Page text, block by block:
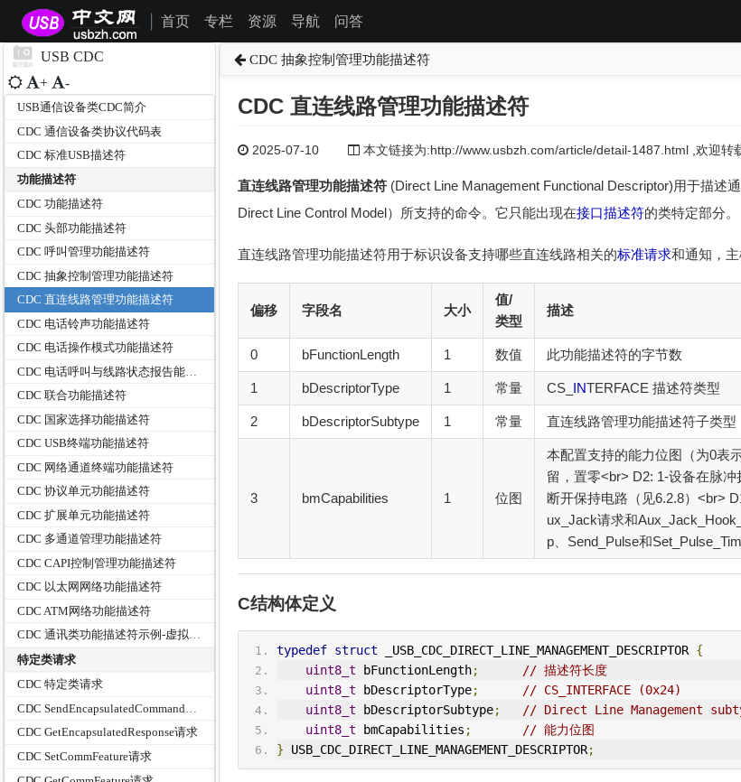
首页 专栏 资源 导航 问答
USB CDC
+ -
USB通信设备类CDC简介
CDC 通信设备类协议代码表
CDC 标准USB描述符
功能描述符
CDC 功能描述符
CDC 头部功能描述符
CDC 呼叫管理功能描述符
CDC 抽象控制管理功能描述符
CDC 直连线路管理功能描述符
CDC 电话铃声功能描述符
CDC 电话操作模式功能描述符
CDC 联合功能描述符
CDC 国家选择功能描述符
CDC USB终端功能描述符
CDC 网络通道终端功能描述符
CDC 协议单元功能描述符
CDC 扩展单元功能描述符
CDC 多通道管理功能描述符
CDC CAPI控制管理功能描述符
CDC 以太网网络功能描述符
CDC ATM网络功能描述符
CDC 通讯类功能描述符示例-虚拟串口
特定类请求
CDC 特定类请求
CDC GetEncapsulatedResponse请求
CDC SetCommFeature请求
CDC 抽象控制管理功能描述符
CDC 直连线路管理功能描述符
2025-07-10 本文链接为:http://www.usbzh.com/article/detail-1487.html ,欢迎转
直连线路管理功能描述符(Direct Line Management Functional Descriptor)用于描述
Direct Line Control Model）所支持的命令。它只能出现在接口描述符的类特定部分。
直连线路管理功能描述符用于标识设备支持哪些直连线路相关的标准请求和通知，主
偏移 字段名 大小
值/
类型
描述
0 bFunctionLength 1 数值 此功能描述符的字节数
1 bDescriptorType 1 常量 CS_ INTERFACE 描述符类型
2 bDescriptorSubtype 1 常量 直连线路管理功能描述符子类型
3 bmCapabilities 1 位图
本配置支持的能力位图（为0表
留，置零<br> D2: 1-设备在脉
断开保持电路（见6.2.8）<br>
ux_Jack请求和
p、Send_Pulse和
C结构体定义
typedef struct _USB_ CDC_DIRECT_L INE_MANAGEMENT_DESCRIPTOR {
uint8_t bFunctionLength;
// 描述符长度
uint8_t bDescriptorType; // CS_ INTERFACE (0x24)
uint8_t bDescriptorSubtype;
// Direct Line Management
uint8_t bmCapabilities ;
// 能力位图
} USB_ CDC_DIRECT_LINE_MANAGEMENT_DESCRIPTOR;